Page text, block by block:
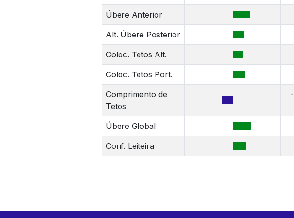
Úbere Anterior
Alt. Úbere Posterior
Coloc. Tetos Alt.
Coloc. Tetos Port.
Comprimento de
Tetos
Úbere Global
Conf. Leiteira